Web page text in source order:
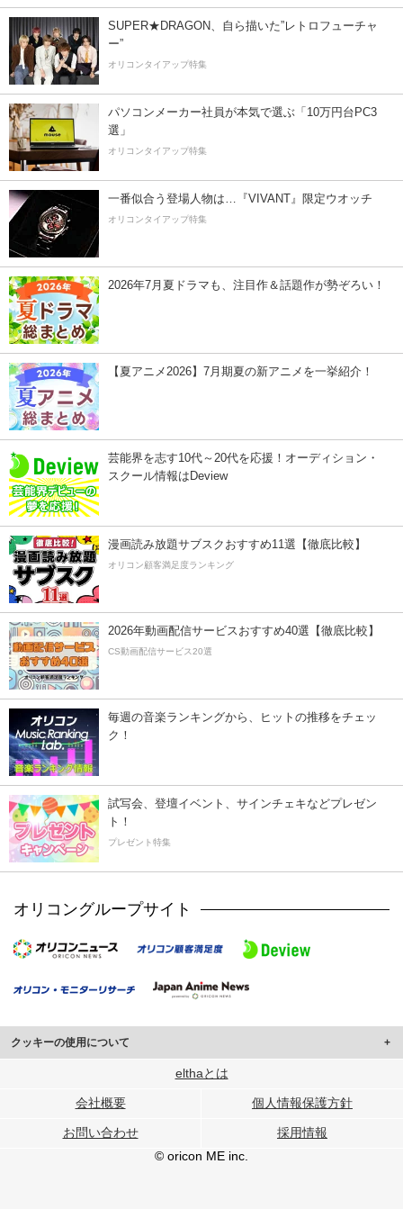
SUPER★DRAGON、自ら描いた”レトロフューチャ
ー”
オリコンタイアップ特集
パソコンメーカー社員が本気で選ぶ「10万円台PC3
選」
オリコンタイアップ特集
一番似合う登場人物は…『VIVANT』限定ウオッチ
オリコンタイアップ特集
2026年7月夏ドラマも、注目作＆話題作が勢ぞろい！
【夏アニメ2026】7月期夏の新アニメを一挙紹介！
芸能界を志す10代～20代を応援！オーディション・
スクール情報はDeview
漫画読み放題サブスクおすすめ11選【徹底比較】
オリコン顧客満足度ランキング
2026年動画配信サービスおすすめ40選【徹底比較】
CS動画配信サービス20選
毎週の音楽ランキングから、ヒットの推移をチェッ
ク！
試写会、登壇イベント、サインチェキなどプレゼン
ト！
プレゼント特集
オリコングループサイト
クッキーの使用について
このサイトでは Cookie を使用して、ユーザーに合わせたコンテンツや広告の
行っています。
メディアや広告配信、データ解析の各パートナーに提供しています。
各パートナーは、この情報とユーザーが各パートナーに提供した他の情報や、
ユーザーが各パートナーのサービスを使用したときに収集した他の情報を組み
elthaとは
会社概要 個人情報保護方針
お問い合わせ
採用情報
© oricon ME inc.